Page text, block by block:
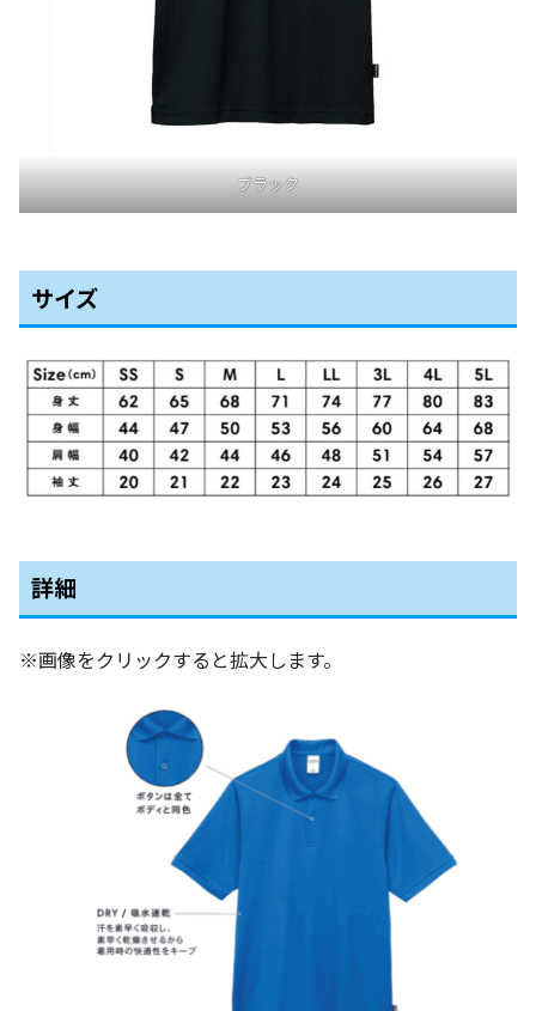
ブラック
サイズ
詳細
※画像をクリックすると拡大します。